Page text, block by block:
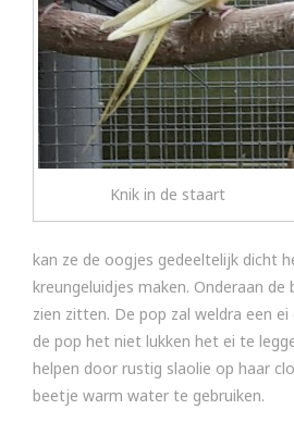
Knik in de staart
kan ze de oogjes gedeeltelijk dicht
kreungeluidjes maken. Onderaan de
zien zitten. De pop zal weldra een
de pop het niet lukken het ei te
helpen door rustig slaolie op haar
beetje warm water te gebruiken.